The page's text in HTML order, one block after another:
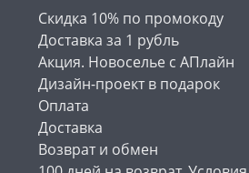
Скидка 10% по промокоду
Доставка за 1 рубль
Акция. Новоселье с АПлайн
Дизайн-проект в подарок
Оплата
Доставка
Возврат и обмен